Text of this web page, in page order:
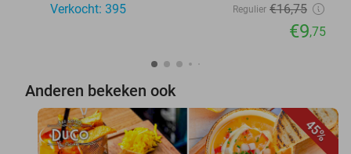
Verkocht: 395
Regulier €16,75
€9,75
Anderen bekeken ook
45%